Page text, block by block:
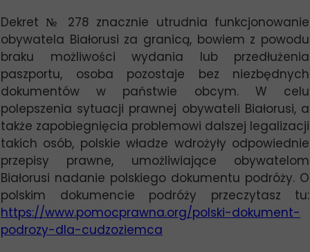
Dekret №
278 znacznie utrudnia funkcjonowanie
obywatela Białorusi za granicą, bowiem z powodu
braku możliwości wydania lub przedłużenia
paszportu, osoba pozostaje bez niezbędnych
dokumentów w państwie obcym. W celu
polepszenia sytuacji prawnej obywateli Białorusi, a
także zapobiegnięcia problemowi dalszej legalizacji
takich osób, polskie władze wdrożyły odpowiednie
przepisy prawne, umożliwiające obywatelom
Białorusi nadanie polskiego dokumentu podróży. O
polskim dokumencie podróży przeczytasz tu:
https://www.pomocprawna.org/polski-dokument-
podrozy-dla-cudzoziemca